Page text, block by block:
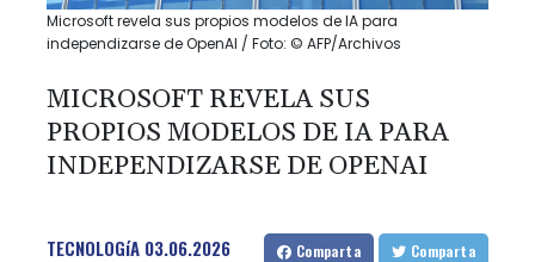
Microsoft revela sus propios modelos de IA para
independizarse de OpenAI / Foto: © AFP/Archivos
MICROSOFT REVELA SUS
PROPIOS MODELOS DE IA PARA
INDEPENDIZARSE DE OPENAI
TECNOLOGíA 03.06.2026 Comparta Comparta